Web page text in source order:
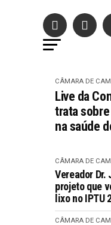
CÂMARA DE
Live da
trata
na saúde
CÂMARA DE
Vereador
projeto que
lixo no IPTU
CÂMARA DE